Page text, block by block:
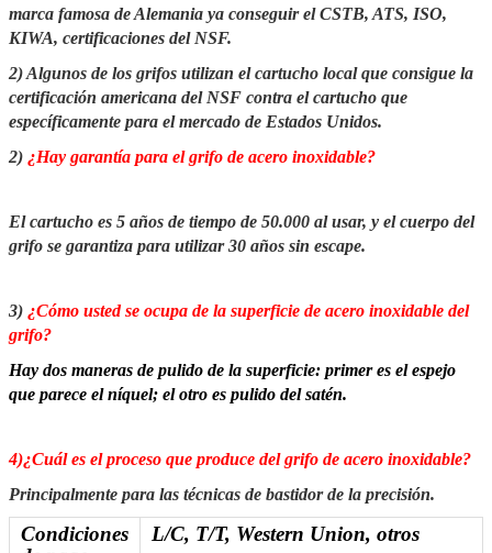
marca famosa de Alemania ya conseguir el CSTB, ATS, ISO,
KIWA, certificaciones del NSF.
2) Algunos de los grifos utilizan el cartucho local que consigue la
certificación americana del NSF contra el cartucho que
específicamente para el mercado de Estados Unidos.
2) ¿Hay garantía para el grifo de acero inoxidable?
El cartucho es 5 años de tiempo de 50.000 al usar, y el cuerpo del
grifo se garantiza para utilizar 30 años sin escape.
3) ¿Cómo usted se ocupa de la superficie de acero inoxidable del
grifo?
Hay dos maneras de pulido de la superficie: primer es el espejo
que parece el níquel; el otro es pulido del satén.
4)¿Cuál es el proceso que produce del grifo de acero inoxidable?
Principalmente para las técnicas de bastidor de la precisión.
Condiciones
L/C, T/T, Western Union, otros